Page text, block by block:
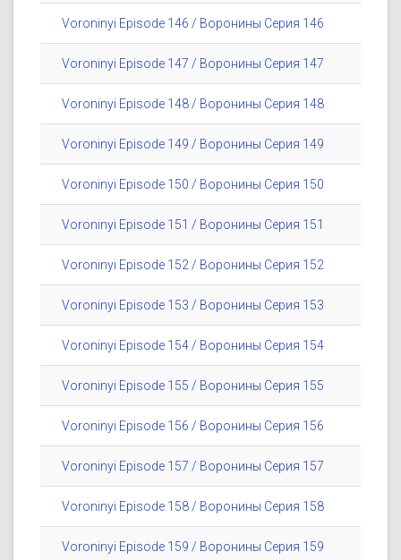
Voroninyi Episode 146 / Воронины Серия 146
Voroninyi Episode 147 / Воронины Серия 147
Voroninyi Episode 148 / Воронины Серия 148
Voroninyi Episode 149 / Воронины Серия 149
Voroninyi Episode 150 / Воронины Серия 150
Voroninyi Episode 151 / Воронины Серия 151
Voroninyi Episode 152 / Воронины Серия 152
Voroninyi Episode 153 / Воронины Серия 153
Voroninyi Episode 154 / Воронины Серия 154
Voroninyi Episode 155 / Воронины Серия 155
Voroninyi Episode 156 / Воронины Серия 156
Voroninyi Episode 157 / Воронины Серия 157
Voroninyi Episode 158 / Воронины Серия 158
Voroninyi Episode 159 / Воронины Серия 159